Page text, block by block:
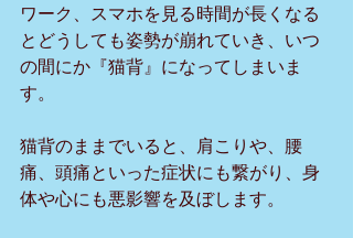
ワーク、スマホを見る時間が長くなる
とどうしても姿勢が崩れていき、いつ
の間にか『猫背』になってしまいま
す。
猫背のままでいると、肩こりや、腰
痛、頭痛といった症状にも繋がり、身
体や心にも悪影響を及ぼします。